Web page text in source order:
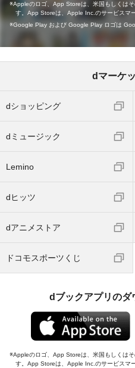
Appleのロゴ、App Storeは、米国もしくは
す。App Storeは、Apple Inc.のサービスマー
Google Play および Google Play ロゴは
dマーケ
dショッピング
dミュージック
Lemino
dヒッツ
dアニメストア
ドコモスポーツくじ
dブックアプリのダ
Appleのロゴ、App Storeは、米国もしくは
す。App Storeは、Apple Inc.のサービスマー